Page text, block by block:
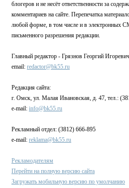
блогеров и не несёт ответственности за
комментариев на сайте. Перепечатка
любой форме, в том числе и в электронных
письменного разрешения редакции.
Главный редактор - Грязнов Георгий
email: redactor@bk55.ru
Редакция сайта:
г. Омск, ул. Малая Ивановская, д. 47, тел.:
e-mail: info@bk55.ru
Рекламный отдел: (3812) 666-895
e-mail: reklama@bk55.ru
Рекламодателям
Перейти на полную версию сайта
Загружать мобильную версию по умолчанию